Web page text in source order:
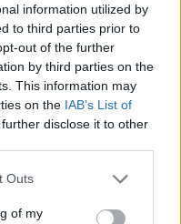
information utilized by
to third parties prior to
out of the further
by third parties on the
This information may
on the IAB’s List of
disclose it to other
one or more Google
You may click to
Outs
of my
σε
από Βελγίδα:
επίτηδες» έγραψε